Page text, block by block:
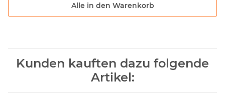
Alle in den Warenkorb
Kunden kauften dazu folgende
Artikel: